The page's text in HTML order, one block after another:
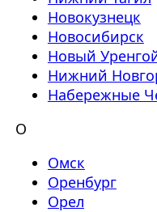
Новокузнецк
Новосибирск
Новый
Нижний
Набережные
О
Омск
Оренбург
Орел